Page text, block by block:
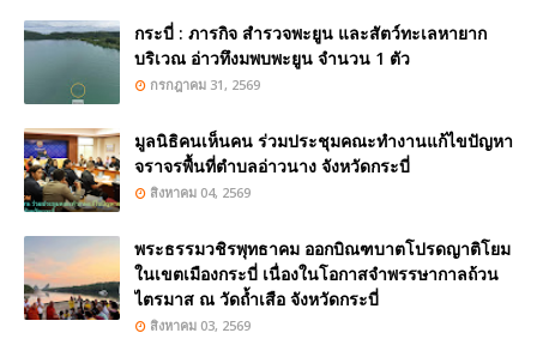
กระบี่ : ภารกิจ สำรวจพะยูน และสัตว์ทะเลหายาก
บริเวณ อ่าวทึงมพบพะยูน จำนวน 1 ตัว
กรกฎาคม 31, 2569
มูลนิธิคนเห็นคน ร่วมประชุมคณะทำงานแก้ไขปัญหา
จราจรพื้นที่ตำบลอ่าวนาง จังหวัดกระบี่
สิงหาคม 04, 2569
พระธรรมวชิรพุทธาคม ออกบิณฑบาตโปรดญาติโยม
ในเขตเมืองกระบี่ เนื่องในโอกาสจำพรรษากาลถ้วน
ไตรมาส ณ วัดถ้ำเสือ จังหวัดกระบี่
สิงหาคม 03, 2569